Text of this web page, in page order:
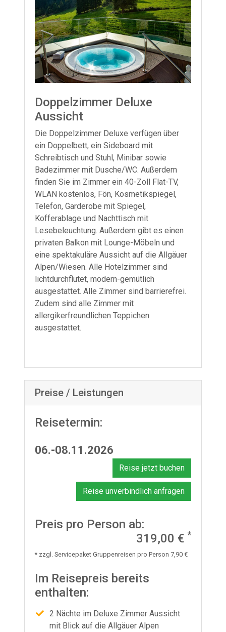
Doppelzimmer Deluxe
Aussicht
Die Doppelzimmer Deluxe verfügen über
ein Doppelbett, ein Sideboard mit
Schreibtisch und Stuhl, Minibar sowie
Badezimmer mit Dusche/WC. Außerdem
finden Sie im Zimmer ein 40-Zoll Flat-TV,
WLAN kostenlos, Fön, Kosmetikspiegel,
Telefon, Garderobe mit Spiegel,
Kofferablage und Nachttisch mit
Lesebeleuchtung. Außerdem gibt es einen
privaten Balkon mit Lounge-Möbeln und
eine spektakuläre Aussicht auf die Allgäuer
Alpen/Wiesen. Alle Hotelzimmer sind
lichtdurchflutet, modern-gemütlich
ausgestattet. Alle Zimmer sind barrierefrei.
Zudem sind alle Zimmer mit
allergikerfreundlichen Teppichen
ausgestattet.
Preise / Leistungen
Reisetermin:
06.-08.11.2026
Reise jetzt buchen
Reise unverbindlich anfragen
Preis pro Person ab:
319,00 € *
* zzgl. Servicepaket Gruppenreisen pro Person 7,90 €
Im Reisepreis bereits
enthalten:
2 Nächte im Deluxe Zimmer Aussicht
mit Blick auf die Allgäuer Alpen